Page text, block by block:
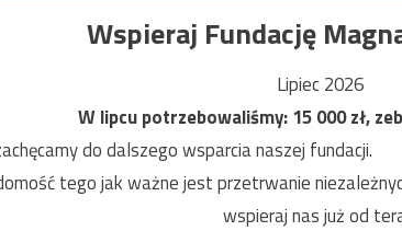
Wspieraj Fundację
Lipiec 2026
W lipcu potrzebowaliśmy:15 000zł,
do dalszego wsparcia naszej fundacji.
tego jak ważne jest przetrwanie
wspieraj nas już od